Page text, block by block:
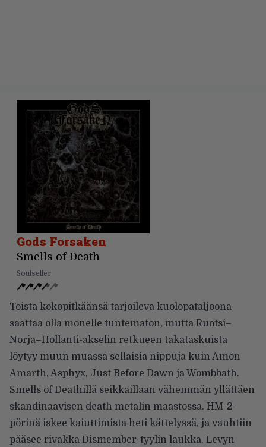
Gods Forsaken
Smells of Death
Soulseller
Toista kokopitkäänsä tarjoileva kuolopataljoona
saattaa olla monelle tuntematon, mutta Ruotsi–
Norja–Hollanti-akselin retkueen takataskuista
löytyy muun muassa sellaisia nippuja kuin Amon
Amarth, Asphyx, Just Before Dawn ja Wombbath.
Smells of Deathillä seikkaillaan vähemmän yllättäen
skandinaavisen death metalin maastossa. HM-2-
pörinä iskee kaiuttimista heti kättelyssä, ja vauhtiin
pääsee rivakka Dismember-tyylin laukka. Levyn